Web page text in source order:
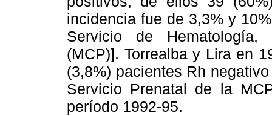
incidencia fue de 3,3% y
Servicio de Hematología,
(MCP)]. Torrealba y Lira en
(3,8%) pacientes Rh
Servicio Prenatal de la
período 1992-95.